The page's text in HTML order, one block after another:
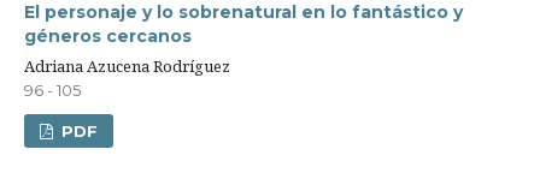
El personaje y lo sobrenatural en lo fantástico y
géneros cercanos
Adriana Azucena Rodríguez
96 - 105
PDF